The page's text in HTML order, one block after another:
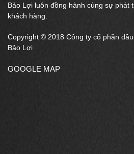
Bảo Lợi luôn đồng hành cùng sự phát
khách hàng.
Copyright © 2018 Công ty cổ phần
Bảo Lợi
GOOGLE MAP